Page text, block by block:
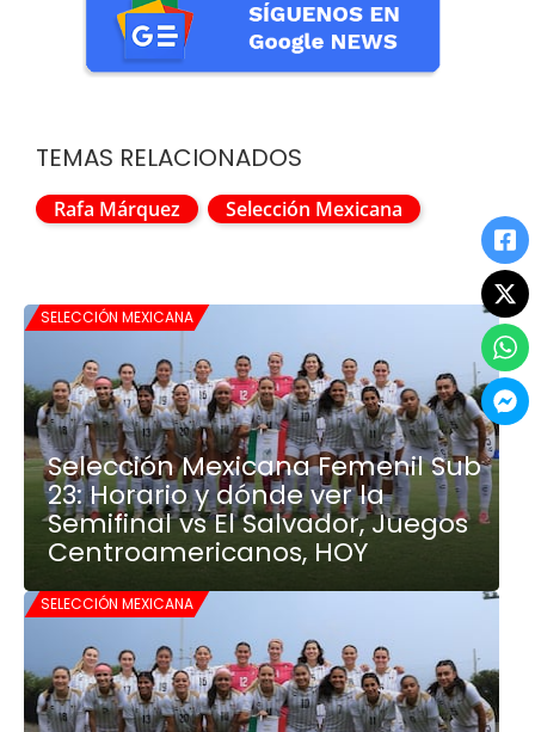
TEMAS RELACIONADOS
Rafa Márquez Selección Mexicana
SELECCIÓN MEXICANA
Selección Mexicana Femenil Sub
23: Horario y dónde ver la
Semifinal vs El Salvador, Juegos
Centroamericanos, HOY
SELECCIÓN MEXICANA